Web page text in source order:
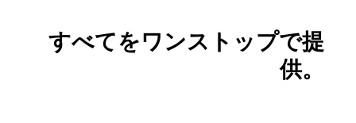
すべてをワンストップで提
供。